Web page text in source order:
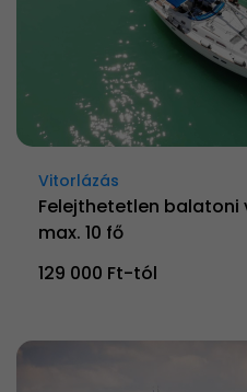
Vitorlázás
Felejthetetlen balatoni
max. 10 fő
129 000 Ft-tól